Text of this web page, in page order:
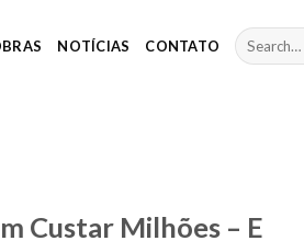
NOTÍCIAS CONTATO
Custar Milhões – E